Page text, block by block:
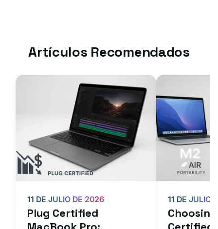
Artículos Recomendados
Plug Certified
11 DE JULIO DE 2026 11 DE JULIO